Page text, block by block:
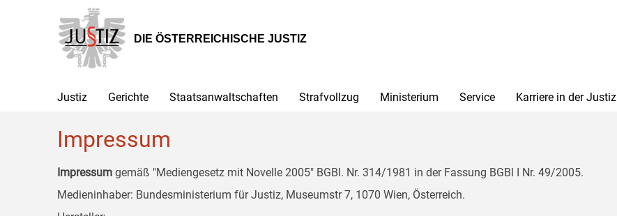
Hauptnavigation
[1]
Inhalt
[2]
Untermenü
[3]
DIE ÖSTERREICHISCHE JUSTIZ
Justiz Gerichte Staatsanwaltschaften Strafvollzug Ministerium Service Karriere in der Justiz
Impressum
Impressum gemäß "Mediengesetz mit Novelle 2005" BGBl. Nr. 314/1981 in der Fassung BGBl I Nr. 49/2005.
Medieninhaber: Bundesministerium für Justiz, Museumstr 7, 1070 Wien, Österreich.